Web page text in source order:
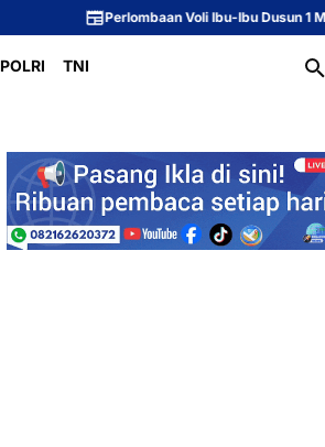
Perlombaan Voli Ibu-Ibu Dusun 1 Meriahkan
POLRI TNI